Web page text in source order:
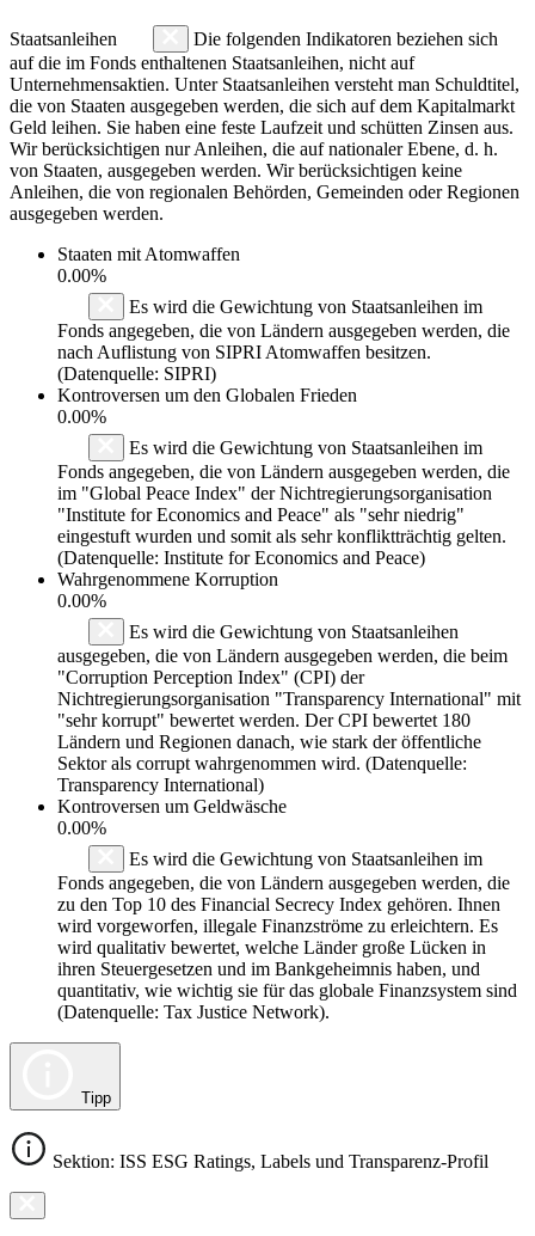
Staatsanleihen
Die folgenden Indikatoren beziehen sich
auf die im Fonds enthaltenen Staatsanleihen, nicht auf
Unternehmensaktien. Unter Staatsanleihen versteht man Schuldtitel,
die von Staaten ausgegeben werden, die sich auf dem Kapitalmarkt
Geld leihen. Sie haben eine feste Laufzeit und schütten Zinsen aus.
Wir berücksichtigen nur Anleihen, die auf nationaler Ebene, d. h.
von Staaten, ausgegeben werden. Wir berücksichtigen keine
Anleihen, die von regionalen Behörden, Gemeinden oder Regionen
ausgegeben werden.
Staaten mit Atomwaffen
0.00%
Es wird die Gewichtung von Staatsanleihen im
Fonds angegeben, die von Ländern ausgegeben werden, die
nach Auflistung von SIPRI Atomwaffen besitzen.
(Datenquelle: SIPRI)
Kontroversen um den Globalen Frieden
0.00%
Es wird die Gewichtung von Staatsanleihen im
Fonds angegeben, die von Ländern ausgegeben werden, die
im "Global Peace Index" der Nichtregierungsorganisation
"Institute for Economics and Peace" als "sehr niedrig"
eingestuft wurden und somit als sehr konfliktträchtig gelten.
(Datenquelle: Institute for Economics and Peace)
Wahrgenommene Korruption
0.00%
Es wird die Gewichtung von Staatsanleihen
ausgegeben, die von Ländern ausgegeben werden, die beim
"Corruption Perception Index" (CPI) der
Nichtregierungsorganisation "Transparency International" mit
"sehr korrupt" bewertet werden. Der CPI bewertet 180
Ländern und Regionen danach, wie stark der öffentliche
Sektor als corrupt wahrgenommen wird. (Datenquelle:
Transparency International)
Kontroversen um Geldwäsche
0.00%
Es wird die Gewichtung von Staatsanleihen im
Fonds angegeben, die von Ländern ausgegeben werden, die
zu den Top 10 des Financial Secrecy Index gehören. Ihnen
wird vorgeworfen, illegale Finanzströme zu erleichtern. Es
wird qualitativ bewertet, welche Länder große Lücken in
ihren Steuergesetzen und im Bankgeheimnis haben, und
quantitativ, wie wichtig sie für das globale Finanzsystem sind
(Datenquelle: Tax Justice Network).
Tipp
Sektion: ISS ESG Ratings, Labels und Transparenz-Profil